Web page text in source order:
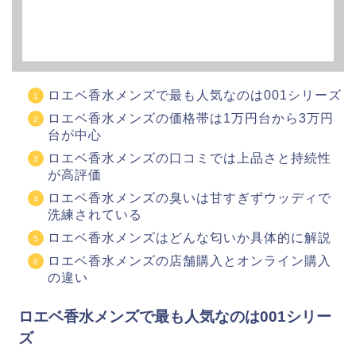
ロエベ香水メンズで最も人気なのは001シリーズ
ロエベ香水メンズの価格帯は1万円台から3万円
台が中心
ロエベ香水メンズの口コミでは上品さと持続性
が高評価
ロエベ香水メンズの臭いは甘すぎずウッディで
洗練されている
ロエベ香水メンズはどんな匂いか具体的に解説
ロエベ香水メンズの店舗購入とオンライン購入
の違い
ロエベ香水メンズで最も人気なのは001シリー
ズ